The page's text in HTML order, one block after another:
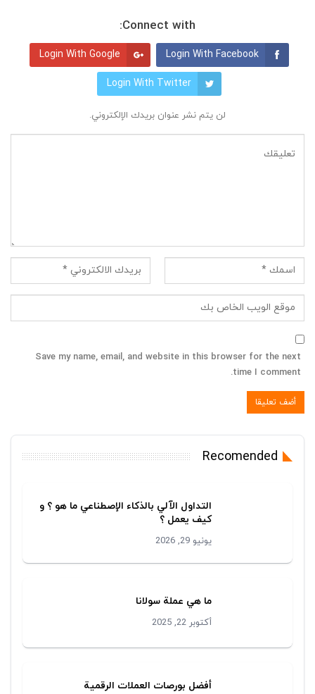
Connect with:
Login With Facebook
Login With Google
Login With Twitter
لن يتم نشر عنوان بريدك الإلكتروني.
Save my name, email, and website in this browser for the next
time I comment.
Recomended
التداول اﻵﻟﻲ ﺑﺎلذﻛﺎء الإصطناعي ﻣﺎ ھو ؟ و
كيف يعمل ؟
يونيو 29, 2026
ما هي عملة سولانا
أكتوبر 22, 2025
أفضل بورصات العملات الرقمية